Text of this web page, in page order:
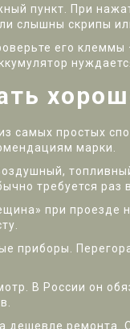
пункт. При
слышны скрипы
его
самых простых
марки.
требуется раз в
при проезде
приборы.
В России он
дешевле ремонта.